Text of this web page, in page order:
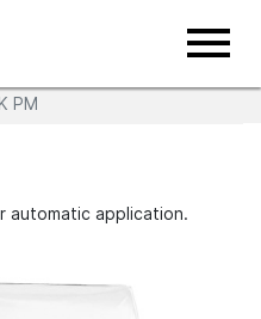
PM
automatic application.